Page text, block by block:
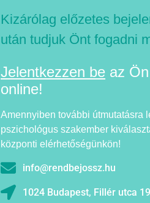
Kizárólag előzetes
után tudjuk Önt fogadni
Jelentkezzen be az
online!
Amennyiben további útmutatásra
pszichológus szakember
központi elérhetőségünkön!
info@rendbejossz.hu
1024 Budapest, Fillér utca